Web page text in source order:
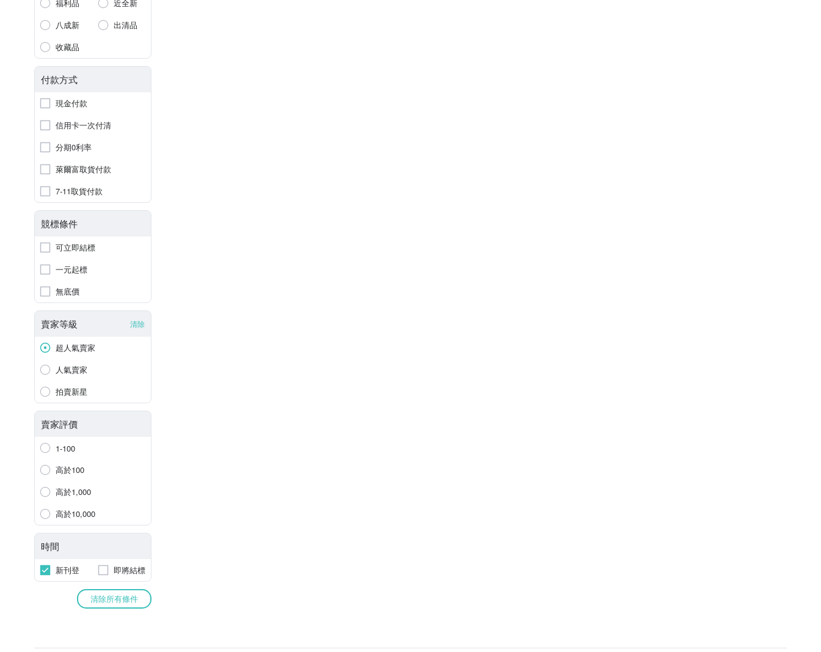
福利品
近全新
八成新
出清品
收藏品
付款方式
現金付款
信用卡一次付清
分期0利率
萊爾富取貨付款
7-11取貨付款
競標條件
可立即結標
一元起標
無底價
賣家等級 清除
超人氣賣家
人氣賣家
拍賣新星
賣家評價
1-100
高於100
高於1,000
高於10,000
時間
新刊登 即將結標
清除所有條件